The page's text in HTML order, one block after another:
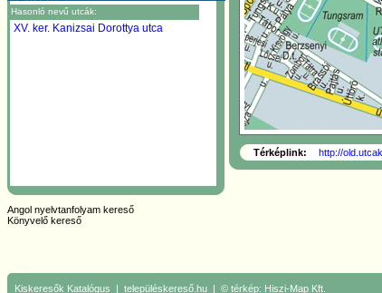
Hasonló nevű utcák:
XV. ker. Kanizsai Dorottya utca
Angol nyelvtanfolyam kereső
Könyvelő kereső
Térképlink: http://
Kiskeresők Katalógus | településkereső.hu | © térkép: Hiszi-Map Kft.